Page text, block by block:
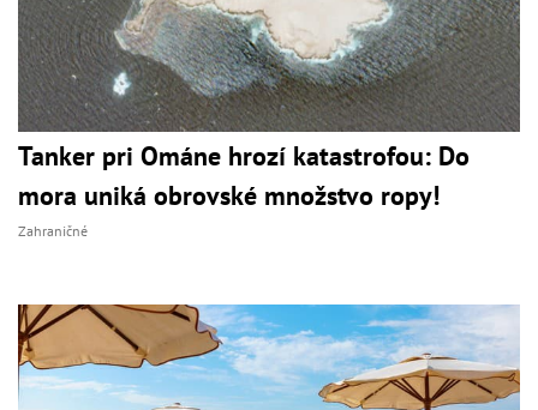
Tanker pri Ománe hrozí katastrofou: Do
mora uniká obrovské množstvo ropy!
Zahraničné